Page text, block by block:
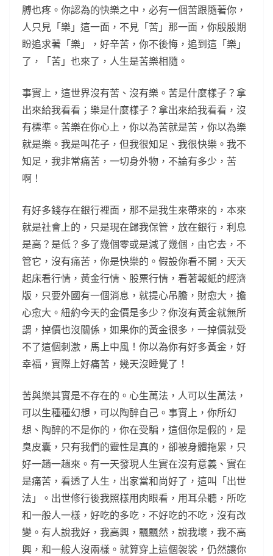
膊也疼。你認為的快樂之中，必有一個苦跟隨著你，
人只見「樂」這一面，不見「苦」那一面，你殷殷期
盼追求著「樂」，好辛苦，你不後悔，追到這「樂」
了，「苦」也來了，人生是苦樂相隨。
事實上，這世界沒有苦、沒有樂。苦是什麼樣子？拿
出來給我看看；樂是什麼樣子？拿出來給我看看，沒
有標準。苦樂在你心上，你以為苦就是苦，你以為樂
就是樂。我是叫花子，但我很知足、我很快樂。我不
知足，我非常痛苦，一切身外物，不論有多少，苦
啊！
有好多錢存在銀行裡面，那不是我生來帶來的，本來
就是社會上的，只是現在歸我保管，放在銀行，利息
是高？是低？多了幾個零或是減了幾個，由它去，不
管它，沒有痛苦，你是快樂的。假設你看不開，天天
起床看行情，黃金行情、股票行情，看著報紙的經濟
版，只要外國有一個消息，就提心吊膽，財愈大，擔
心愈大。紐約今天的金價是多少？你沒有黃金就無所
謂，掉價也沒關係，如果你的黃金很多，一掉價就受
不了這個刺激，馬上中風！你以為你有好多黃金，好
幸福，實際上好痛苦，幾天沒睡覺了！
苦與樂其實是不存在的。心生萬法，人可以生萬法，
可以生種種幻想，可以陶醉自己。事實上，你所幻
想、陶醉的不是你的，你在受騙，這個你是假的，是
臭皮囊，只有我們的靈性是真的，卻被身體拖累，只
好一趟一趟來。有一天發現人生實在沒有意義、實在
是痛苦，看透了人生，出家當和尚好了，這叫「出世
法」。出世修行後我照樣用肉眼看，用耳朵聽，所吃
和一般人一樣，好吃的多吃，不好吃的不吃，沒有改
變。有人說我好，我高興，飄飄然，說我壞，我不高
興，和一般人沒兩樣。就算穿上這個袈裟，仍然讓你